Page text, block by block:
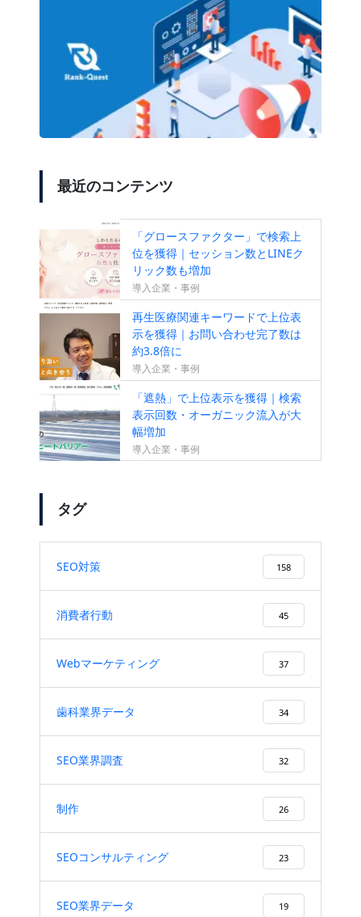
最近のコンテンツ
「グロースファクター」で検索上
位を獲得｜セッション数とLINEク
リック数も増加
導入企業・事例
再生医療関連キーワードで上位表
示を獲得｜お問い合わせ完了数は
約3.8倍に
導入企業・事例
「遮熱」で上位表示を獲得｜検索
表示回数・オーガニック流入が大
幅増加
導入企業・事例
タグ
SEO対策 158
消費者行動 45
Webマーケティング 37
歯科業界データ 34
SEO業界調査 32
制作 26
SEOコンサルティング 23
SEO業界データ 19